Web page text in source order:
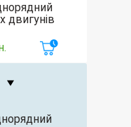
двигунів